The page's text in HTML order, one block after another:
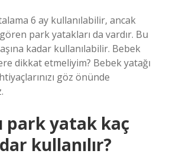
6 ay kullanılabilir, ancak
park yatakları da vardır. Bu
kadar kullanılabilir. Bebek
dikkat etmeliyim? Bebek yatağı
göz önünde
park yatak kaç
kullanılır?